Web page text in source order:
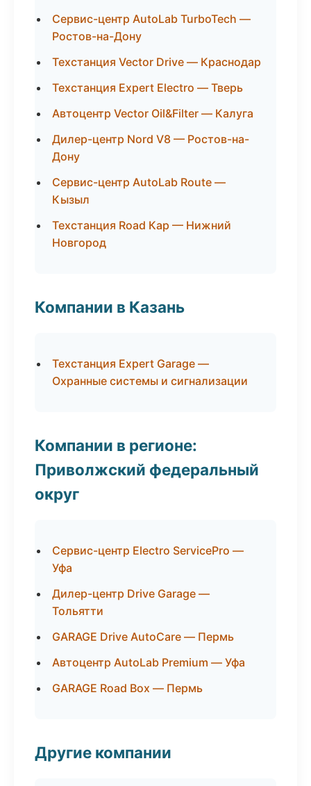
Сервис-центр AutoLab TurboTech —
Ростов-на-Дону
Техстанция Vector Drive — Краснодар
Техстанция Expert Electro — Тверь
Автоцентр Vector Oil&Filter — Калуга
Дилер-центр Nord V8 — Ростов-на-
Дону
Сервис-центр AutoLab Route —
Кызыл
Техстанция Road Кар — Нижний
Новгород
Компании в Казань
Техстанция Expert Garage —
Охранные системы и сигнализации
Компании в регионе:
Приволжский федеральный
округ
Сервис-центр Electro ServicePro —
Уфа
Дилер-центр Drive Garage —
Тольятти
GARAGE Drive AutoCare — Пермь
Автоцентр AutoLab Premium — Уфа
GARAGE Road Box — Пермь
Другие компании